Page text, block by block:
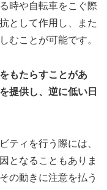
時や自転車をこぐ際
として作用し、また
むことが可能です。
もたらすことがあ
提供し、逆に低い日
ティを行う際には、
となることもありま
の動きに注意を払う